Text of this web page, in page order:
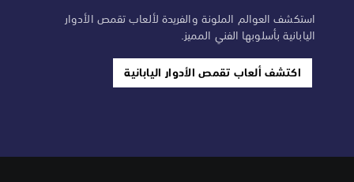
استكشف العوالم الملونة والفريدة لألعاب تقمص الأدوار
اليابانية بأسلوبها الفني المميز.
اكتشف ألعاب تقمص الأدوار اليابانية